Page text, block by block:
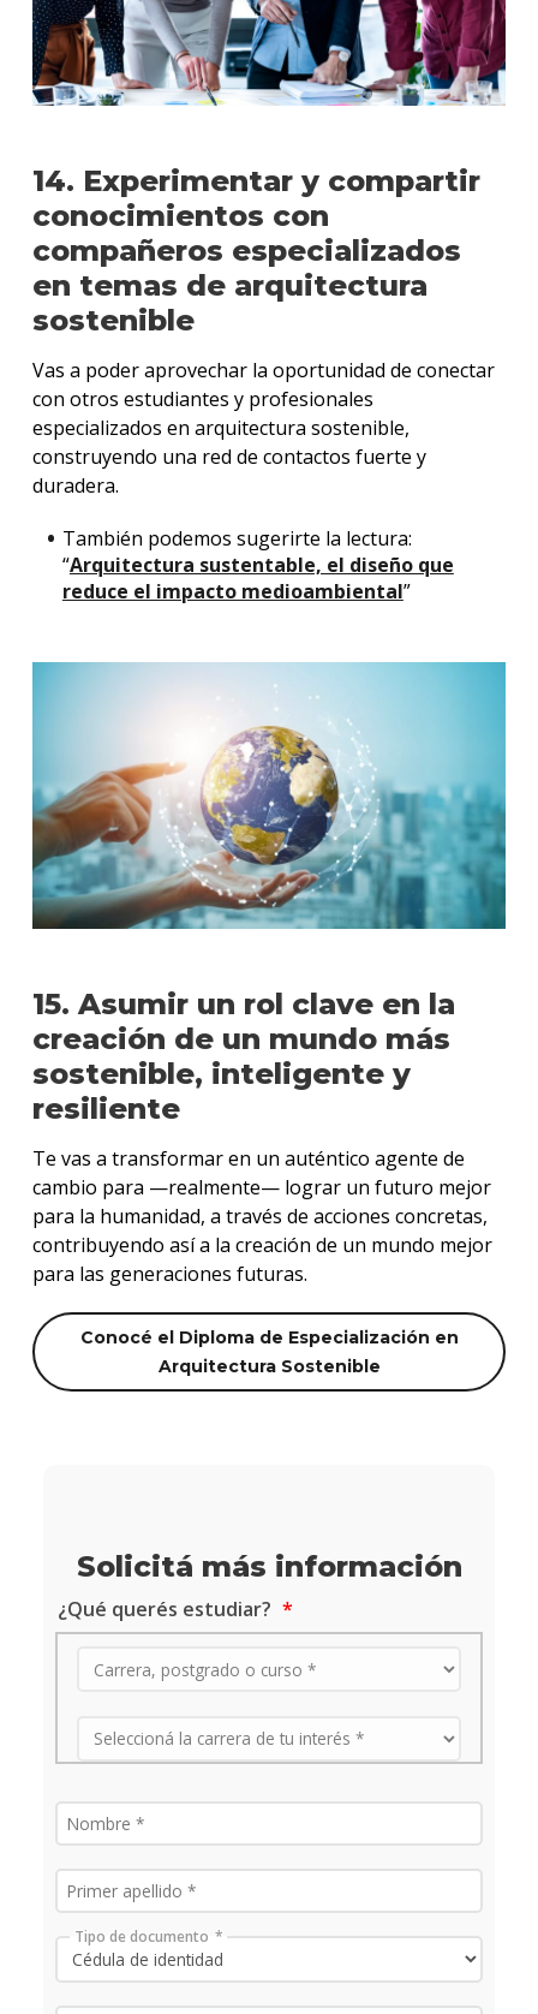
14. Experimentar y compartir
conocimientos con
compañeros especializados
en temas de arquitectura
sostenible
Vas a poder aprovechar la oportunidad de conectar
con otros estudiantes y profesionales
especializados en arquitectura sostenible,
construyendo una red de contactos fuerte y
duradera.
También podemos sugerirte la lectura:
“Arquitectura sustentable, el diseño que
reduce el impacto medioambiental”
15. Asumir un rol clave en la
creación de un mundo más
sostenible, inteligente y
resiliente
Te vas a transformar en un auténtico agente de
cambio para —realmente— lograr un futuro mejor
para la humanidad, a través de acciones concretas,
contribuyendo así a la creación de un mundo mejor
para las generaciones futuras.
Conocé el Diploma de Especialización en
Arquitectura Sostenible
Solicitá más información
¿Qué querés estudiar?
Tipo de documento